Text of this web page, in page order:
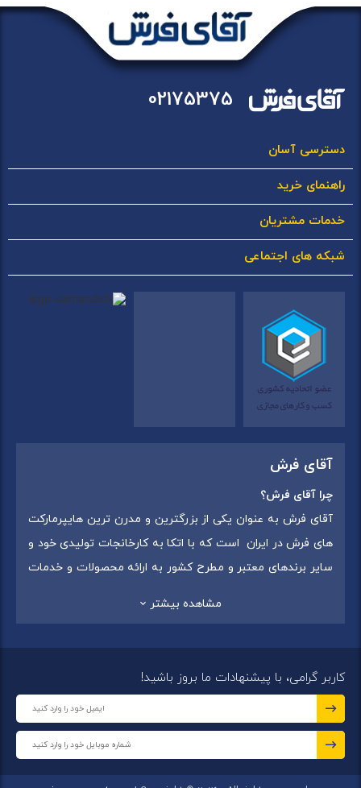
02175375
دسترسی آسان
راهنمای خرید
خدمات مشتریان
شبکه های اجتماعی
آقای فرش
چرا آقای فرش؟
آقای فرش به عنوان یکی از بزرگترین و مدرن ترین هایپرمارکت
های فرش در ایران است که با اتکا به کارخانجات تولیدی خود و
سایر برندهای معتبر و مطرح کشور به ارائه محصولات و خدمات
شهر:فردیس ) ، استان قزوین (شهر قزوین)
مجموعه در تمامی شعب خود بهترین برند ها و بافته های ایران
کلاسیک،فرش کودک، فرش دستبافتوتابلو فرش دستبافت
گرد هم آورده است.
مشاهده بیشتر
کاربر گرامی، با پیشنهادات ما بروز باشید!